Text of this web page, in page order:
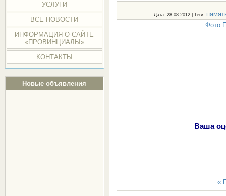
УСЛУГИ
ВСЕ НОВОСТИ
ИНФОРМАЦИЯ О САЙТЕ
«ПРОВИНЦИАЛЫ»
КОНТАКТЫ
Новые объявления
Дата: 28.08.2012 | Теги:
Фото
Ваша
«